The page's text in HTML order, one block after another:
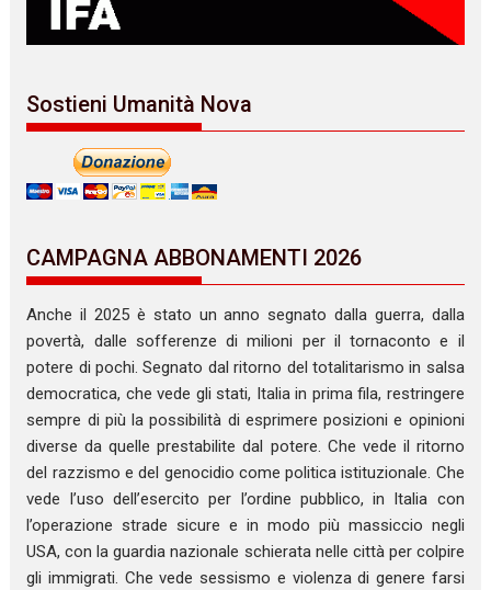
Sostieni Umanità Nova
CAMPAGNA ABBONAMENTI 2026
Anche il 2025 è stato un anno segnato dalla guerra, dalla
povertà, dalle sofferenze di milioni per il tornaconto e il
potere di pochi. Segnato dal ritorno del totalitarismo in salsa
democratica, che vede gli stati, Italia in prima fila, restringere
sempre di più la possibilità di esprimere posizioni e opinioni
diverse da quelle prestabilite dal potere. Che vede il ritorno
del razzismo e del genocidio come politica istituzionale. Che
vede l’uso dell’esercito per l’ordine pubblico, in Italia con
l’operazione strade sicure e in modo più massiccio negli
USA, con la guardia nazionale schierata nelle città per colpire
gli immigrati. Che vede sessismo e violenza di genere farsi